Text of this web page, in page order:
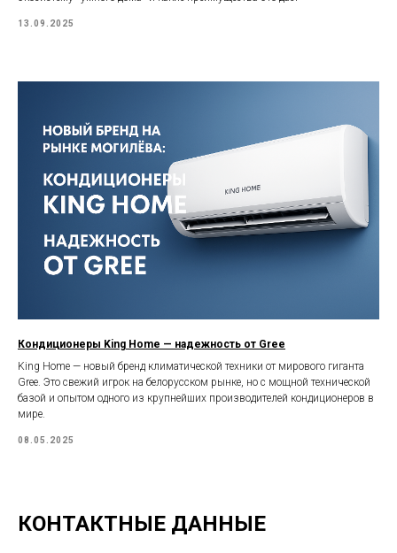
13.09.2025
Кондиционеры King Home — надежность от Gree
King Home — новый бренд климатической техники от мирового гиганта
Gree. Это свежий игрок на белорусском рынке, но с мощной технической
базой и опытом одного из крупнейших производителей кондиционеров в
мире.
08.05.2025
КОНТАКТНЫЕ ДАННЫЕ